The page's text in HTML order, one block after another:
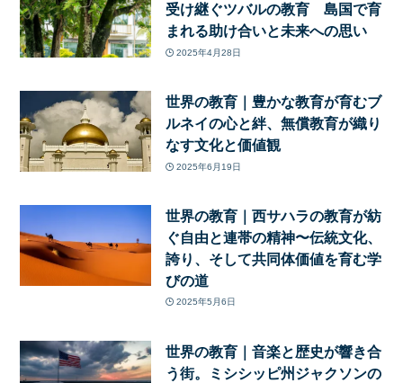
受け継ぐツバルの教育 島国で育
まれる助け合いと未来への思い
2025年4月28日
世界の教育｜豊かな教育が育むブ
ルネイの心と絆、無償教育が織り
なす文化と価値観
2025年6月19日
世界の教育｜西サハラの教育が紡
ぐ自由と連帯の精神〜伝統文化、
誇り、そして共同体価値を育む学
びの道
2025年5月6日
世界の教育｜音楽と歴史が響き合
う街。ミシシッピ州ジャクソンの